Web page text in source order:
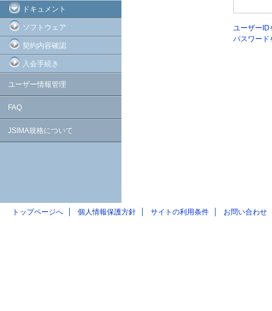
ドキュメント
ソフトウェア
契約内容確認
入会手続き
ユーザー情報管理
FAQ
JSIMA規格について
ユーザーID
パスワード
トップページへ 個人情報保護方針 サイトの利用条件 お問い合わせ